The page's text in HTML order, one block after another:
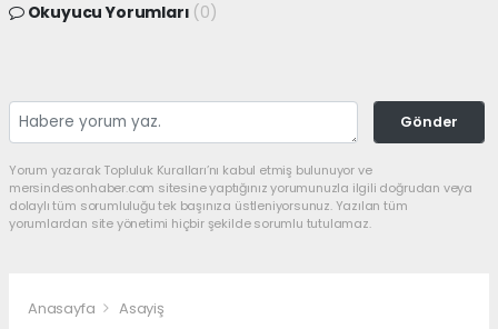
Okuyucu Yorumları (0)
Gönder
Yorum yazarak Topluluk Kuralları’nı kabul etmiş bulunuyor ve
mersindesonhaber.com sitesine yaptığınız yorumunuzla ilgili doğrudan veya
dolaylı tüm sorumluluğu tek başınıza üstleniyorsunuz. Yazılan tüm
yorumlardan site yönetimi hiçbir şekilde sorumlu tutulamaz.
Anasayfa Asayiş